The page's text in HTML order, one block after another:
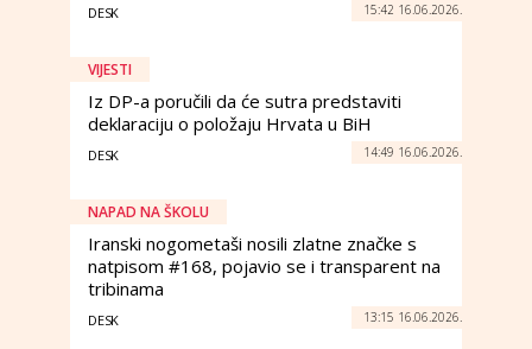
DESK 15:42 16.06.2026.
VIJESTI
Iz DP-a poručili da će sutra predstaviti
deklaraciju o položaju Hrvata u BiH
DESK 14:49 16.06.2026.
NAPAD NA ŠKOLU
Iranski nogometaši nosili zlatne značke s
natpisom #168, pojavio se i transparent na
tribinama
DESK 13:15 16.06.2026.